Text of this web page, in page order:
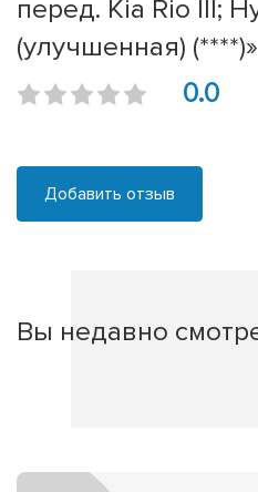
перед. Kia Rio III;
(улучшенная) (****)»
0.0
Добавить отзыв
Вы недавно